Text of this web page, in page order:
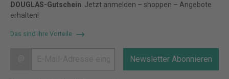
DOUGLAS-Gutschein . Jetzt anmelden – shoppen – Angebote
erhalten!
Das sind Ihre Vorteile
Newsletter Abonnieren